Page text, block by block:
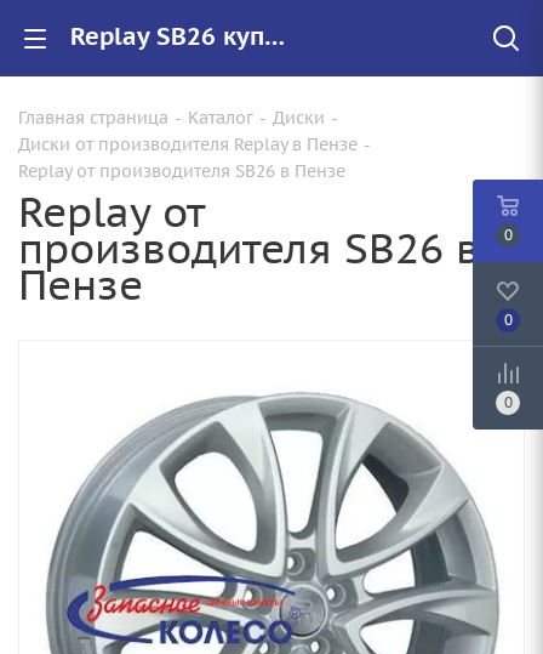
Replay SB26 купить в Пензе, низкие цены на автомобильные диски
Главная страница - Каталог - Диски -
Диски от производителя Replay в Пензе -
Replay от производителя SB26 в Пензе
Replay от
производителя SB26 в
Пензе
0
0
0